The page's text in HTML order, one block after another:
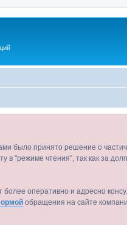
было принято решение о
"режиме чтения", так как за
оперативно и адресно
обращения на сайте